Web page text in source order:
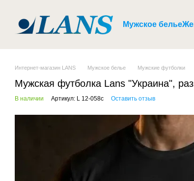
Мужское белье
Интернет-магазин LANS Мужское белье Мужские футболки
Мужская футболка Lans "Украина",
В наличии Артикул: L 12-058c Оставить отзыв